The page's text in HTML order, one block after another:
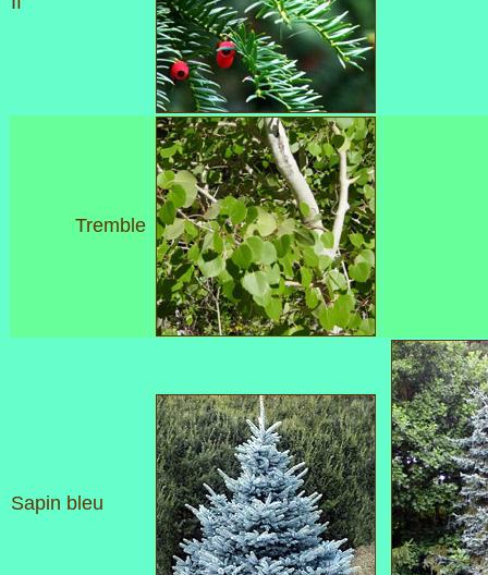
Tremble
Sapin bleu